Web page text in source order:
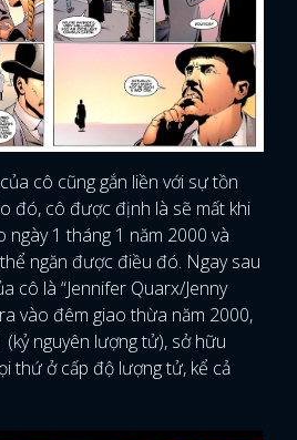
cô cũng gắn liền với sự tồn
đó, cô được định là sẽ mất khi
ngày 1 tháng 1 năm 2000 và
ngăn được điều đó. Ngay sau
cô là “Jennifer Quarx/Jenny
vào đêm giao thừa năm 2000,
nguyên lượng tử), sở hữu
thứ ở cấp độ lượng tử, kể cả